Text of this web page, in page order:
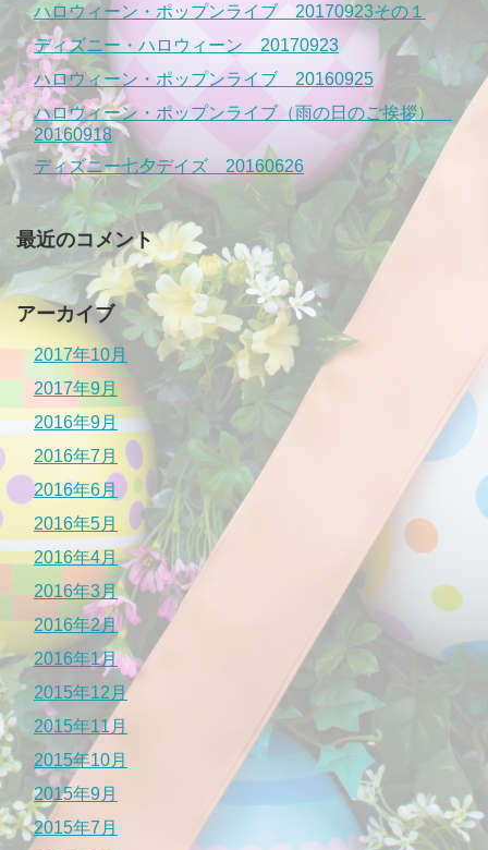
ハロウィーン・ポップンライブ 20170923その１
ディズニー・ハロウィーン 20170923
ハロウィーン・ポップンライブ 20160925
ハロウィーン・ポップンライブ（雨の日のご挨拶）
20160918
ディズニー七夕デイズ 20160626
最近のコメント
アーカイブ
2017年10月
2017年9月
2016年9月
2016年7月
2016年6月
2016年5月
2016年4月
2016年3月
2016年2月
2016年1月
2015年12月
2015年11月
2015年10月
2015年9月
2015年7月